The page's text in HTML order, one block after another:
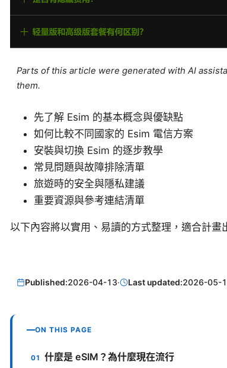
Parts of this article were generated with AI
them.
先了解 Esim 的基本概念與優缺點
如何比較不同國家的 Esim 電信方案
安裝與切換 Esim 的逐步教學
常見問題與故障排除清單
旅遊時的安全與隱私建議
重要資源與參考連結清單
以下內容將以實用、易讀的方式整理，適合計畫
Published:2026-04-13· Last updated:2026-05-
ON THIS PAGE
什麼是 eSIM？為什麼現在流行